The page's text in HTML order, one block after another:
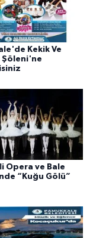
Kekik Ve
Şöleni'ne
Opera ve Bale
“Kuğu Gölü”